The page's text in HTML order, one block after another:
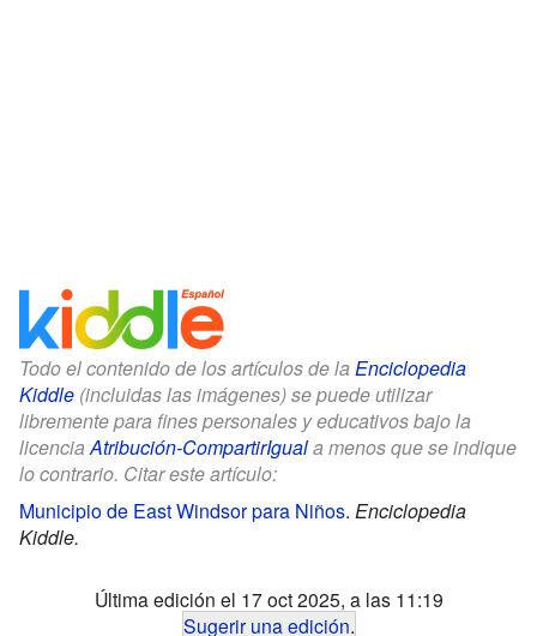
Todo el contenido de los artículos de la Enciclopedia
Kiddle (incluidas las imágenes) se puede utilizar
libremente para fines personales y educativos bajo la
licenciaAtribución-CompartirIguala menos que se indique
lo contrario. Citar este artículo:
Municipio de East Windsor para Niños. Enciclopedia
Kiddle.
Última edición el 17 oct 2025, a las 11:19
Sugerir una edición.